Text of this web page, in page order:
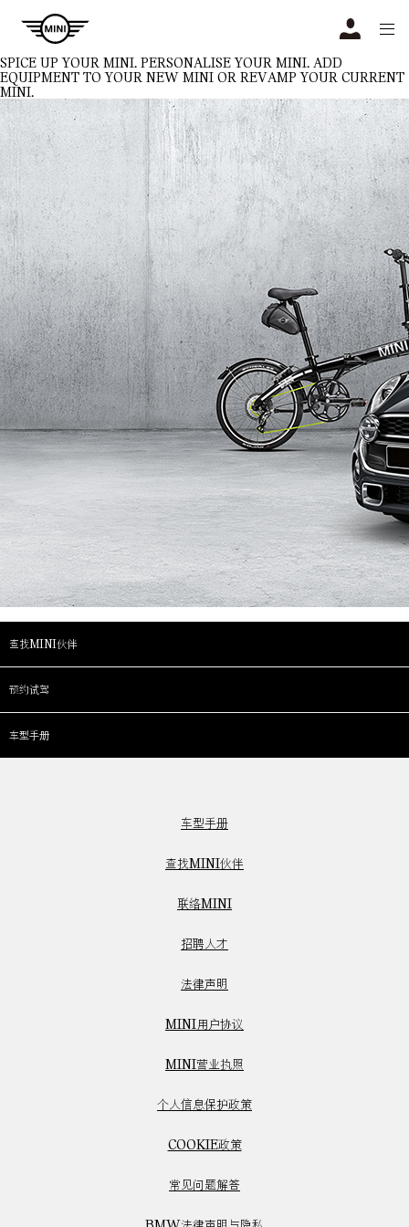
SPICE UP YOUR MINI. PERSONALISE YOUR MINI. ADD
EQUIPMENT TO YOUR NEW MINI OR REVAMP YOUR CURRENT
MINI.
查找MINI伙伴
预约试驾
车型手册
车型手册
查找MINI伙伴
联络MINI
招聘人才
法律声明
MINI用户协议
MINI营业执照
个人信息保护政策
COOKIE政策
常见问题解答